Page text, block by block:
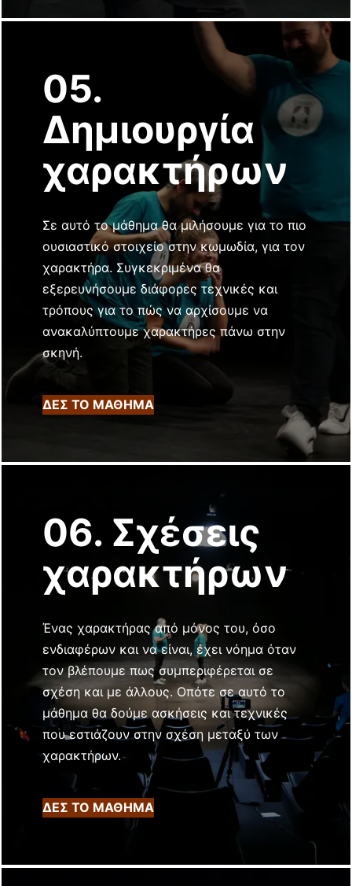
05.
Δημιουργία
χαρακτήρων
Σε αυτό το μάθημα θα μιλήσουμε για το πιο
ουσιαστικό στοιχείο στην κωμωδία, για τον
χαρακτήρα. Συγκεκριμένα θα
εξερευνήσουμε διάφορες τεχνικές και
τρόπους για το πώς να αρχίσουμε να
ανακαλύπτουμε χαρακτήρες πάνω στην
σκηνή.
ΔΕΣ ΤΟ ΜΑΘΗΜΑ
06. Σχέσεις
χαρακτήρων
Ένας χαρακτήρας από μόνος του, όσο
ενδιαφέρων και να είναι, έχει νόημα όταν
τον βλέπουμε πως συμπεριφέρεται σε
σχέση και με άλλους. Οπότε σε αυτό το
μάθημα θα δούμε ασκήσεις και τεχνικές
που εστιάζουν στην σχέση μεταξύ των
χαρακτήρων.
ΔΕΣ ΤΟ ΜΑΘΗΜΑ